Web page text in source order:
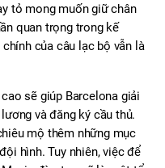
tỏ mong muốn giữ chân
quan trọng trong kế
của câu lạc bộ vẫn là
sẽ giúp Barcelona giải
và đăng ký cầu thủ.
mộ thêm những mục
hình. Tuy nhiên, việc để